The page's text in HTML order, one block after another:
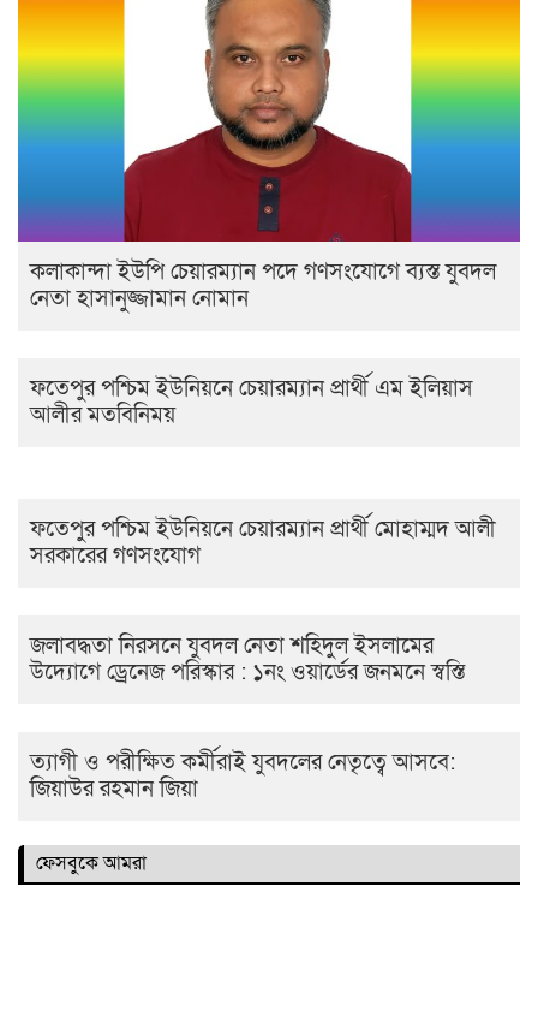
কলাকান্দা ইউপি চেয়ারম্যান পদে গণসংযোগে ব্যস্ত যুবদল
নেতা হাসানুজ্জামান নোমান
ফতেপুর পশ্চিম ইউনিয়নে চেয়ারম্যান প্রার্থী এম ইলিয়াস
আলীর মতবিনিময়
ফতেপুর পশ্চিম ইউনিয়নে চেয়ারম্যান প্রার্থী মোহাম্মদ আলী
সরকারের গণসংযোগ
জলাবদ্ধতা নিরসনে যুবদল নেতা শহিদুল ইসলামের
উদ্যোগে ড্রেনেজ পরিস্কার : ১নং ওয়ার্ডের জনমনে স্বস্তি
ত্যাগী ও পরীক্ষিত কর্মীরাই যুবদলের নেতৃত্বে আসবে:
জিয়াউর রহমান জিয়া
ফেসবুকে আমরা